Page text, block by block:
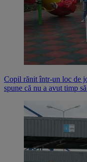
Copil rănit într-un loc de
spune că nu a avut timp